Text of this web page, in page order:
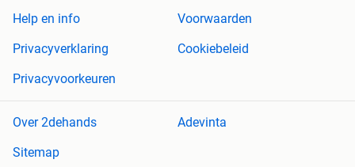
Help en info
Voorwaarden
Privacyverklaring
Cookiebeleid
Privacyvoorkeuren
Over 2dehands
Adevinta
Sitemap